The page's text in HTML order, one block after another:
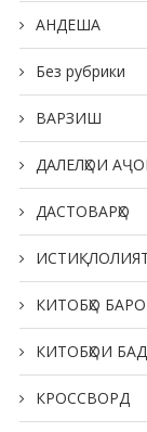
ҶАВОНОН — НЕРУИ
ТАКЯГОҲИ
22.05.2026
АНДЕША
Без рубрики
ВАРЗИШ
ДАЛЕЛҲОИ
ДАСТОВАРҲО
КИТОБҲО
КИТОБҲОИ
КРОССВОРД